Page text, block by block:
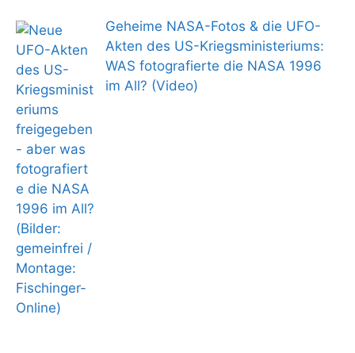
Geheime NASA-Fotos & die UFO-
Akten des US-Kriegsministeriums:
WAS fotografierte die NASA 1996
im All? (Video)